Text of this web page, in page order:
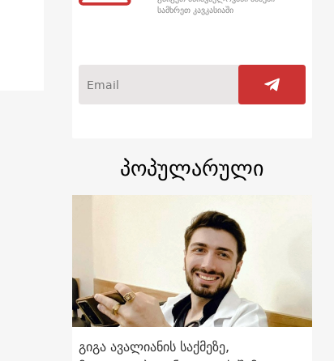
სამხრეთ კავკასიაში
პოპულარული
გიგა ავალიანის საქმეზე,